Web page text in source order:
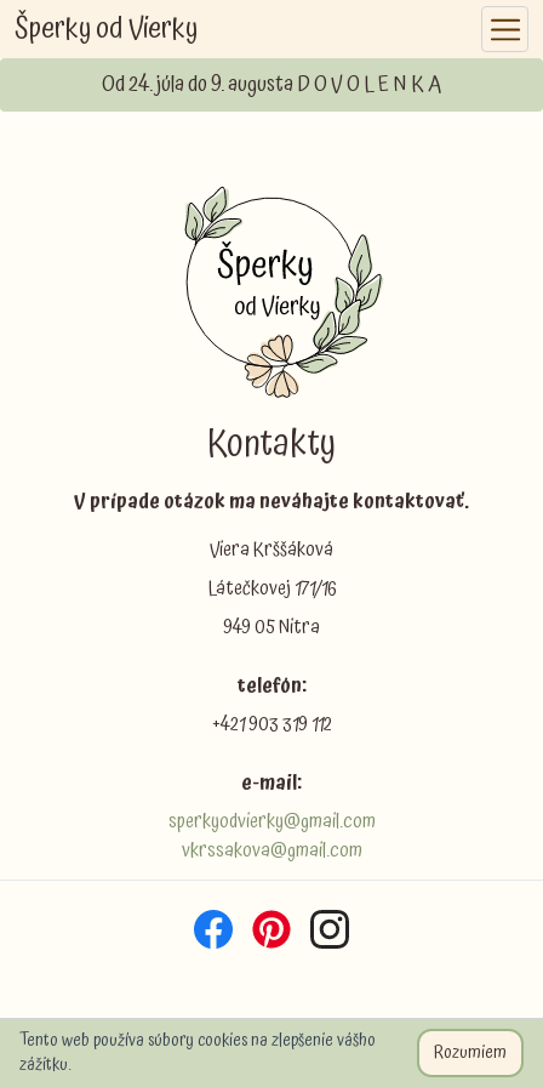
Šperky od Vierky
Od 24. júla do 9. augusta D O V O L E N K A
Kontakty
V prípade otázok ma neváhajte kontaktovať.
Viera Krššáková
Látečkovej 171/16
949 05 Nitra
telefón:
+421 903 319 112
e-mail:
sperkyodvierky@gmail.com
vkrssakova@gmail.com
Tento web používa súbory cookies na zlepšenie vášho
zážitku.
Rozumiem